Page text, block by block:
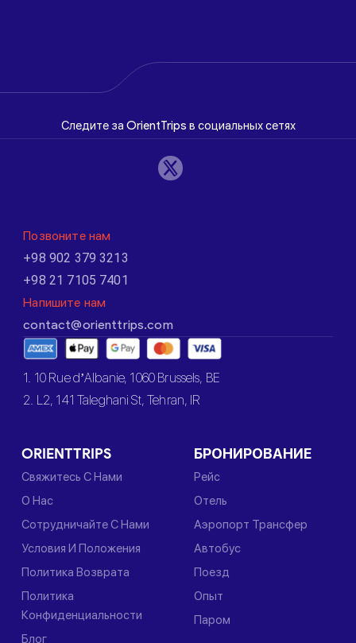
Следите за OrientTrips в социальных сетях
Позвоните нам
+98 902 379 3213
+98 21 7105 7401
Напишите нам
contact@orienttrips.com
1. 10 Rue d’Albanie, 1060 Brussels, BE
2. L2, 141 Taleghani St, Tehran, IR
ORIENTTRIPS
Свяжитесь С Нами
О Нас
Сотрудничайте С Нами
Условия И Положения
Политика Возврата
Политика
Конфиденциальности
Блог
БРОНИРОВАНИЕ
Рейс
Отель
Аэропорт Трансфер
Автобус
Поезд
Опыт
Паром